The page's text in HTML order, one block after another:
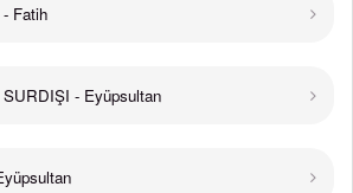
Fatih
- Eyüpsultan